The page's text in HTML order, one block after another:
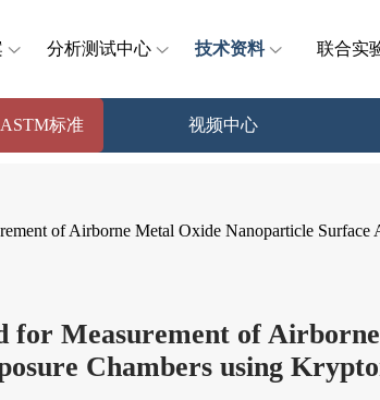
分析测试中心 技术资料 联合实
标准 视频中心
of Airborne Metal Oxide Nanoparticle Surface
for Measurement of
Chambers using